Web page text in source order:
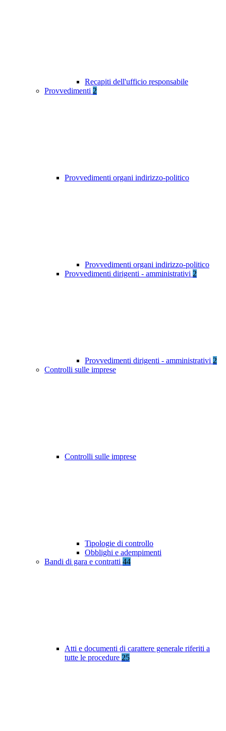
Recapiti dell'ufficio responsabile
Provvedimenti 2
Provvedimenti organi indirizzo-politico
Provvedimenti organi indirizzo-politico
Provvedimenti dirigenti - amministrativi 2
Provvedimenti dirigenti - amministrativi 2
Controlli sulle imprese
Controlli sulle imprese
Tipologie di controllo
Obblighi e adempimenti
Bandi di gara e contratti 44
Atti e documenti di carattere generale riferiti a
tutte le procedure 25